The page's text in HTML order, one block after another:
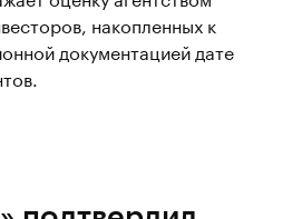
накопленных к
документацией дате